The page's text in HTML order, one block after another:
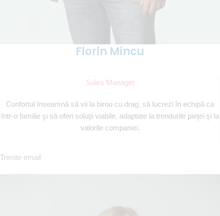
Florin Mincu
Sales Manager
Confortul înseamnă să vii la birou cu drag, să lucrezi în echipă ca
într-o familie şi să oferi soluţii viabile, adaptate la trendurile pieţei şi la
valorile companiei.
Trimite email